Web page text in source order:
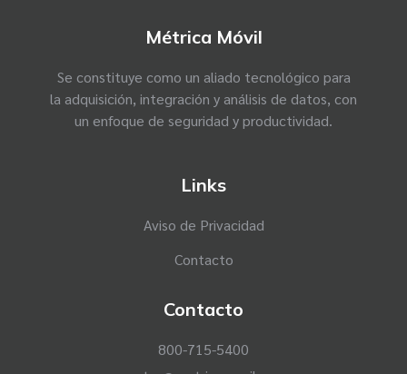
Métrica Móvil
Se constituye como un aliado tecnológico para
la adquisición, integración y análisis de datos, con
un enfoque de seguridad y productividad.
Links
Aviso de Privacidad
Contacto
Contacto
800-715-5400